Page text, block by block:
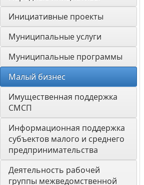
Инициативные проекты
Муниципальные услуги
Муниципальные программы
Малый бизнес
Имущественная поддержка
СМСП
Информационная поддержка
субъектов малого и среднего
предпринимательства
Деятельность рабочей
группы межведомственной